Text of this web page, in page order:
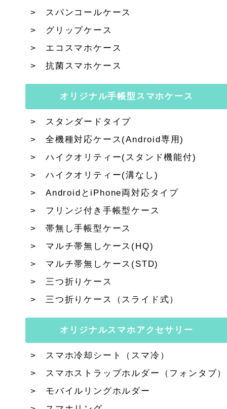
スパンコールケース
グリップケース
エコスマホケース
抗菌スマホケース
オリジナル手帳型スマホケース
スタンダードタイプ
全機種対応ケース(Android専用)
ハイクオリティー(スタンド機能付)
ハイクオリティー(溝なし)
AndroidとiPhone両対応タイプ
フリンジ付き手帳型ケース
帯無し手帳型ケース
マルチ帯無しケース(HQ)
マルチ帯無しケース(STD)
三つ折りケース
三つ折りケース（スライド式）
オリジナルスマホアクセサリー
スマホ冷却シート（スマ冷）
スマホストラップホルダー（フォンタブ）
モバイルリングホルダー